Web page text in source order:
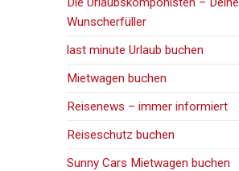
Wunscherfüller
last minute Urlaub buchen
Mietwagen buchen
Reisenews – immer informiert
Reiseschutz buchen
Sunny Cars Mietwagen buchen